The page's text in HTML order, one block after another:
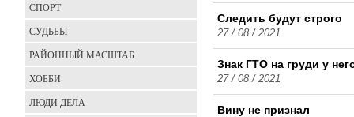
Следить будут строго
27 / 08 / 2021
Знак ГТО на груди у
27 / 08 / 2021
Вину не признал
СПОРТ
СУДЬБЫ
РАЙОННЫЙ МАСШТАБ
ХОББИ
ЛЮДИ ДЕЛА